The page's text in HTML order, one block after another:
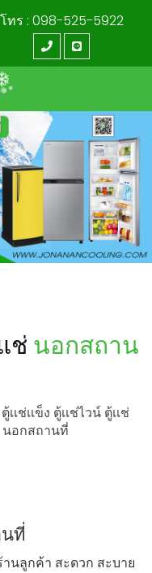
โทร : 098-525-5922
ช่ นอกสถาน
เช่เเข็ง ตู้เเช่ไวน์ ตู้เเช่
อกสถานที่
ที่
นลูกค้า สะดวก สะบาย